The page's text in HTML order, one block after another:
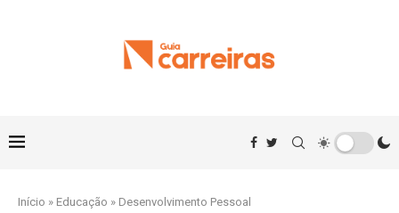
Início » Educação » Desenvolvimento Pessoal